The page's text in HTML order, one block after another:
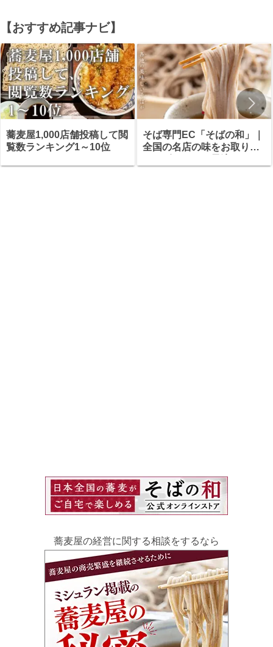
【おすすめ記事ナビ】
蕎麦屋1,000店舗投稿して閲
覧数ランキング1～10位
そば専門EC「そばの和」｜
全国の名店の味をお取り寄
蕎麦屋の経営に関する相談をするなら